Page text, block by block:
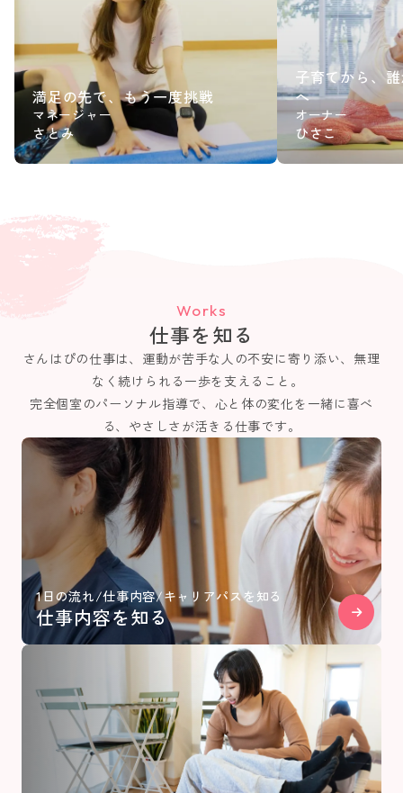
満足の先で、もう一度挑戦
マネージャー
さとみ
子育てから、
へ
オーナー
ひさこ
Works
仕事を知る
さんはぴの仕事は、運動が苦手な人の不安に寄り添い、無理
なく続けられる一歩を支えること。
完全個室のパーソナル指導で、心と体の変化を一緒に喜べ
る、やさしさが活きる仕事です。
1日の流れ/仕事内容/キャリアパスを知る
仕事内容を知る